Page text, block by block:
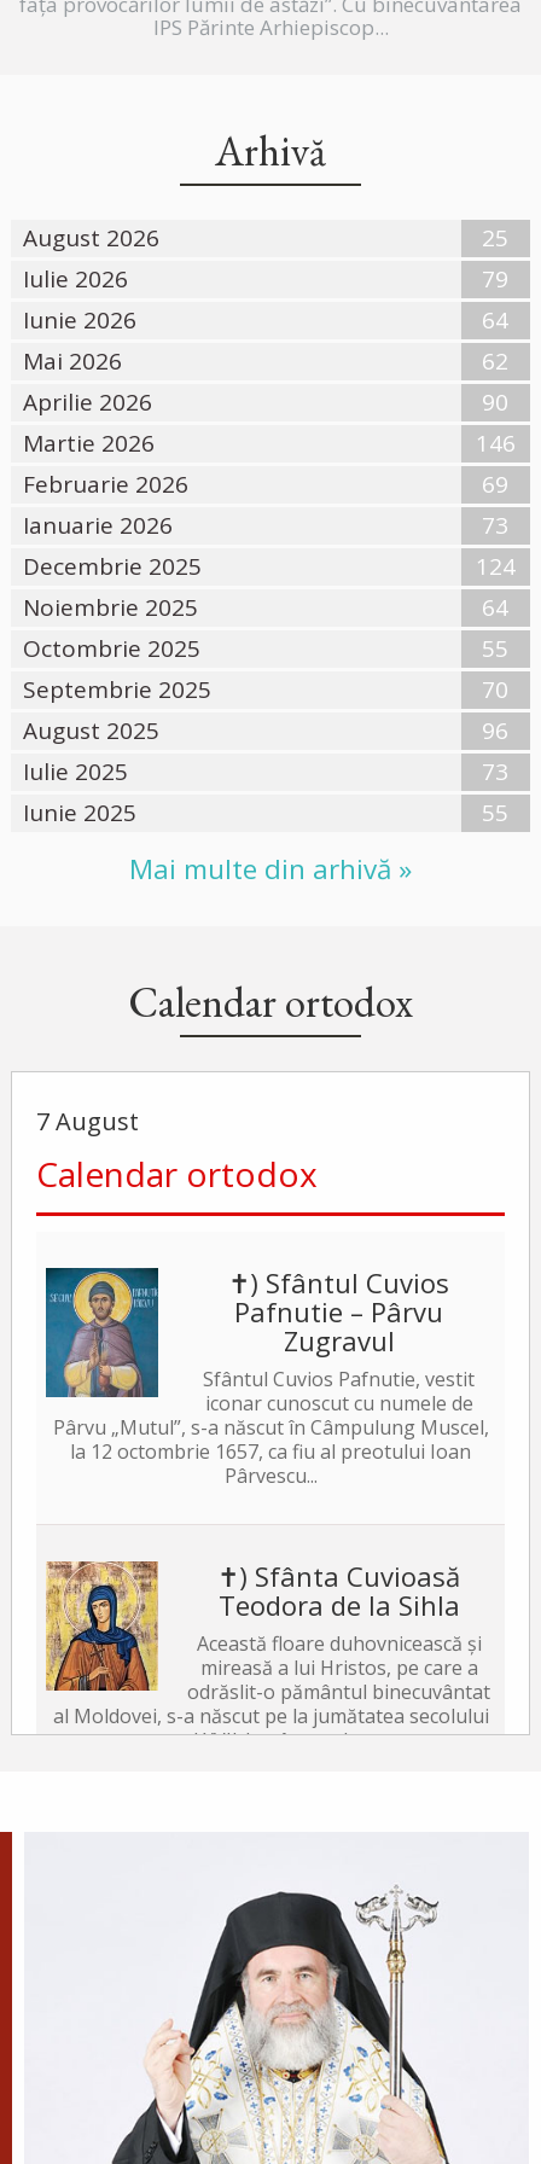
IPS Părinte Arhiepiscop...
Arhivă
August 2026
25
Iulie 2026
79
Iunie 2026
64
Mai 2026
62
Aprilie 2026
90
Martie 2026
146
Februarie 2026
69
Ianuarie 2026
73
Decembrie 2025
124
Noiembrie 2025
64
Octombrie 2025
55
Septembrie 2025
70
August 2025
96
Iulie 2025
73
Iunie 2025
55
Mai multe din arhivă »
Calendar ortodox
7 August
Calendar ortodox
✝) Sfântul Cuvios
Pafnutie – Pârvu
Zugravul
Sfântul Cuvios Pafnutie, vestit
iconar cunoscut cu numele de
Pârvu „Mutul”, s-a născut în Câmpulung Muscel,
la 12 octombrie 1657, ca fiu al preotului Ioan
Pârvescu...
✝) Sfânta Cuvioasă
Teodora de la Sihla
Această floare duhovnicească și
mireasă a lui Hristos, pe care a
odrăslit-o pământul binecuvântat
al Moldovei, s-a născut pe la jumătatea secolului
al XVII-lea, în satul...
Domnului
Schimbarea la Față a
Mântuitorului Iisus Hristos este
unul din Praznicele împărătești ale Bisericii
Ortodoxe, sărbătorită la 6 august.
Sfântul Antonie de la
Optina